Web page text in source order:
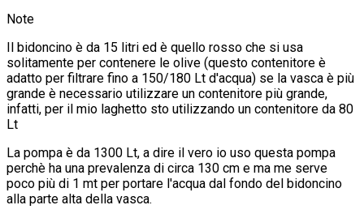
Note
Il bidoncino è da 15 litri ed è quello rosso che si usa
solitamente per contenere le olive (questo contenitore è
adatto per filtrare fino a 150/180 Lt d'acqua) se la vasca è più
grande è necessario utilizzare un contenitore più grande,
infatti, per il mio laghetto sto utilizzando un contenitore da 80
Lt
La pompa è da 1300 Lt, a dire il vero io uso questa pompa
perchè ha una prevalenza di circa 130 cm e ma me serve
poco più di 1 mt per portare l'acqua dal fondo del bidoncino
alla parte alta della vasca.